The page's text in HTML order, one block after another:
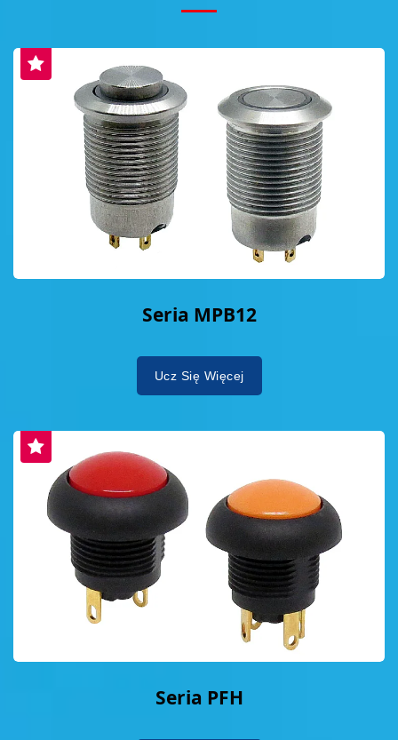
Seria MPB12
Ucz Się Więcej
Seria PFH